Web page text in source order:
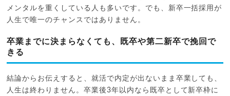
メンタルを重くしている人も多いです。でも、新卒一括採用が
人生で唯一のチャンスではありません。
卒業までに決まらなくても、既卒や第二新卒で挽回で
きる
結論からお伝えすると、就活で内定が出ないまま卒業しても、
人生は終わりません。卒業後3年以内なら既卒として新卒枠に